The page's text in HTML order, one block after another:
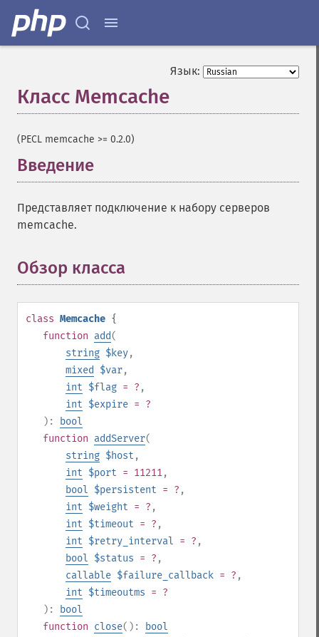
Язык:
Класс Memcache
(PECL memcache >= 0.2.0)
Введение
Представляет подключение к набору серверов
memcache.
Обзор класса
class Memcache {
function add(
string $key,
mixed
$var,
int $flag = ? ,
int $expire = ?
):
bool
function addServer(
string $host ,
int $port = 11211,
bool $persistent = ? ,
int $weight = ? ,
int $timeout = ? ,
int $retry_interval = ? ,
bool $status = ? ,
callable $failure_callback = ? ,
int $timeoutms = ?
):
bool
function close():
bool